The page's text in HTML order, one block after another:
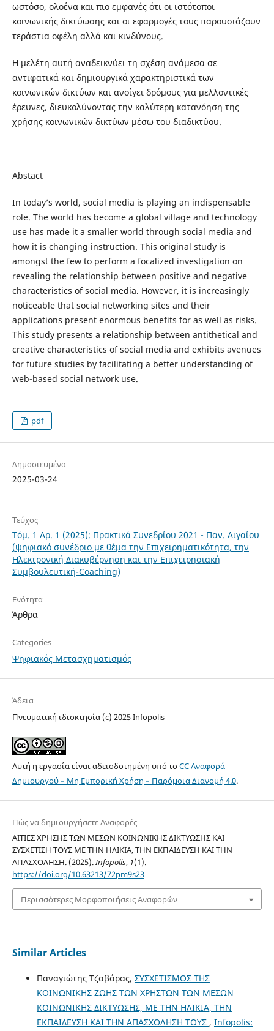
ωστόσο, ολοένα και πιο εμφανές ότι οι ιστότοποι
κοινωνικής δικτύωσης και οι εφαρμογές τους παρουσιάζουν
τεράστια οφέλη αλλά και κινδύνους.
Η μελέτη αυτή αναδεικνύει τη σχέση ανάμεσα σε
αντιφατικά και δημιουργικά χαρακτηριστικά των
κοινωνικών δικτύων και ανοίγει δρόμους για μελλοντικές
έρευνες, διευκολύνοντας την καλύτερη κατανόηση της
χρήσης κοινωνικών δικτύων μέσω του διαδικτύου.
Abstact
In today’s world, social media is playing an indispensable
role. The world has become a global village and technology
use has made it a smaller world through social media and
how it is changing instruction. This original study is
amongst the few to perform a focalized investigation on
revealing the relationship between positive and negative
characteristics of social media. However, it is increasingly
noticeable that social networking sites and their
applications present enormous benefits for as well as risks.
This study presents a relationship between antithetical and
creative characteristics of social media and exhibits avenues
for future studies by facilitating a better understanding of
web-based social network use.
pdf
Δημοσιευμένα
2025-03-24
Τεύχος
Τόμ. 1 Αρ. 1 (2025): Πρακτικά Συνεδρίου 2021 - Παν. Αιγαίου
(ψηφιακό συνέδριο με θέμα την Επιχειρηματικότητα, την
Ηλεκτρονική Διακυβέρνηση και την Επιχειρησιακή
Συμβουλευτική-Coaching)
Ενότητα
Άρθρα
Categories
Ψηφιακός Μετασχηματισμός
Άδεια
Πνευματική ιδιοκτησία (c) 2025 Infopolis
Αυτή η εργασία είναι αδειοδοτημένη υπό τοCC Αναφορά
Δημιουργού – Μη Εμπορική Χρήση – Παρόμοια Διανομή 4.0.
Πώς να δημιουργήσετε Αναφορές
ΑΙΤΙΕΣ ΧΡΗΣΗΣ ΤΩΝ ΜΕΣΩΝ ΚΟΙΝΩΝΙΚΗΣ ΔΙΚΤΥΩΣΗΣ ΚΑΙ
ΣΥΣΧΕΤΙΣΗ ΤΟΥΣ ΜΕ ΤΗΝ ΗΛΙΚΙΑ, ΤΗΝ ΕΚΠΑΙΔΕΥΣΗ ΚΑΙ ΤΗΝ
ΑΠΑΣΧΟΛΗΣΗ. (2025).Infopolis, 1(1).
https://doi.org/10.63213/72pm9s23
Περισσότερες Μορφοποιήσεις Αναφορών
Similar Articles
Παναγιώτης Τζαβάρας, ΣΥΣΧΕΤΙΣΜΟΣ ΤΗΣ
ΚΟΙΝΩΝΙΚΗΣ ΖΩΗΣ ΤΩΝ ΧΡΗΣΤΩΝ ΤΩΝ ΜΕΣΩΝ
ΚΟΙΝΩΝΙΚΗΣ ΔΙΚΤΥΩΣΗΣ, ΜΕ ΤΗΝ ΗΛΙΚΙΑ, ΤΗΝ
ΕΚΠΑΙΔΕΥΣΗ ΚΑΙ ΤΗΝ ΑΠΑΣΧΟΛΗΣΗ ΤΟΥΣ , Infopolis: